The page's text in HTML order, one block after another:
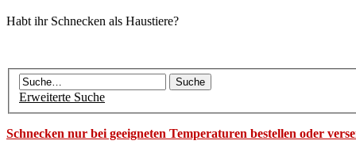
Habt ihr Schnecken als Haustiere?
Erweiterte Suche
Schnecken nur bei geeigneten Temperaturen bestellen oder